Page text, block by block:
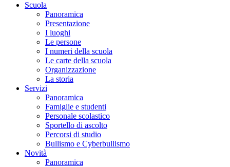
Scuola
Panoramica
Presentazione
I luoghi
Le persone
I numeri della scuola
Le carte della scuola
Organizzazione
La storia
Servizi
Panoramica
Famiglie e studenti
Personale scolastico
Sportello di ascolto
Percorsi di studio
Bullismo e Cyberbullismo
Novità
Panoramica